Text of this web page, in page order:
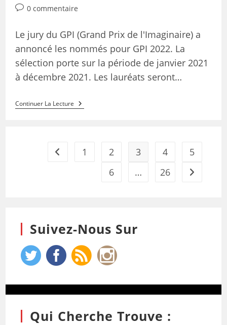
0 commentaire
Le jury du GPI (Grand Prix de l'Imaginaire) a
annoncé les nommés pour GPI 2022. La
sélection porte sur la période de janvier 2021
à décembre 2021. Les lauréats seront…
Continuer La Lecture
1 2 3 4
5
6
… 26
Suivez-Nous Sur
Qui Cherche Trouve :